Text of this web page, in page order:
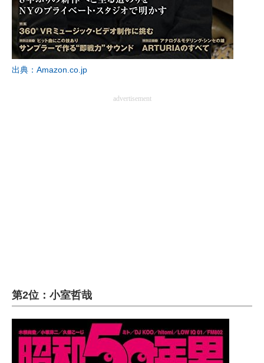
出典：Amazon.co.jp
advertisement
第2位：小室哲哉